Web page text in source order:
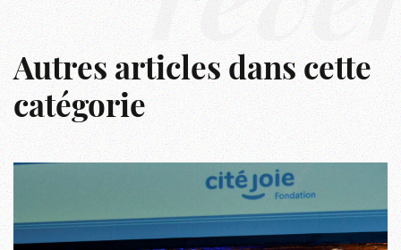
Autres articles dans cette
catégorie